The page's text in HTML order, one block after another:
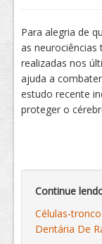
Para alegria de
as neurociências
realizadas nos
ajuda a
estudo recente
proteger o
Continue
Células-
Dentária De